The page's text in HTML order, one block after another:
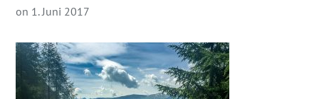
on 1. Juni 2017